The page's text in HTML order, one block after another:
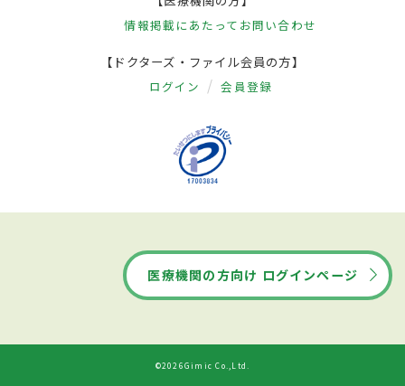
情報掲載にあたって お問い合わせ
【ドクターズ・ファイル会員の方】
ログイン 会員登録
医療機関の方向け ログインページ
©2026Gimic Co.,Ltd.